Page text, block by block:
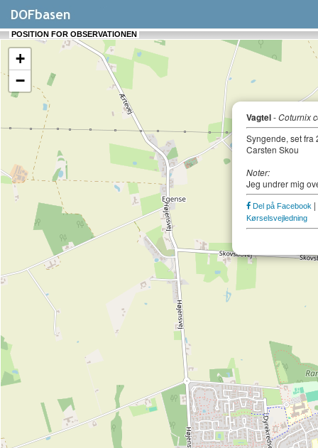
POSITION FOR OBSERVATIONEN
Vagtel-Coturnix
Syngende, set fra
Carsten Skou
Noter:
Jeg undrer mig
Del på Facebook |
Kørselsvejledning
+
−